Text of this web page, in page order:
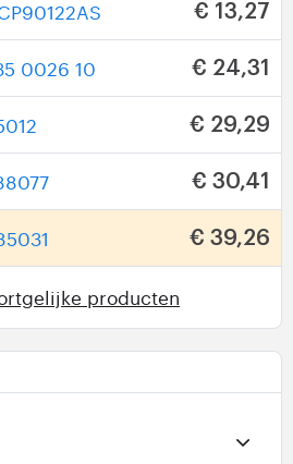
€ 13,27
0026 10 € 24,31
€ 29,29
€ 30,41
€ 39,26
producten